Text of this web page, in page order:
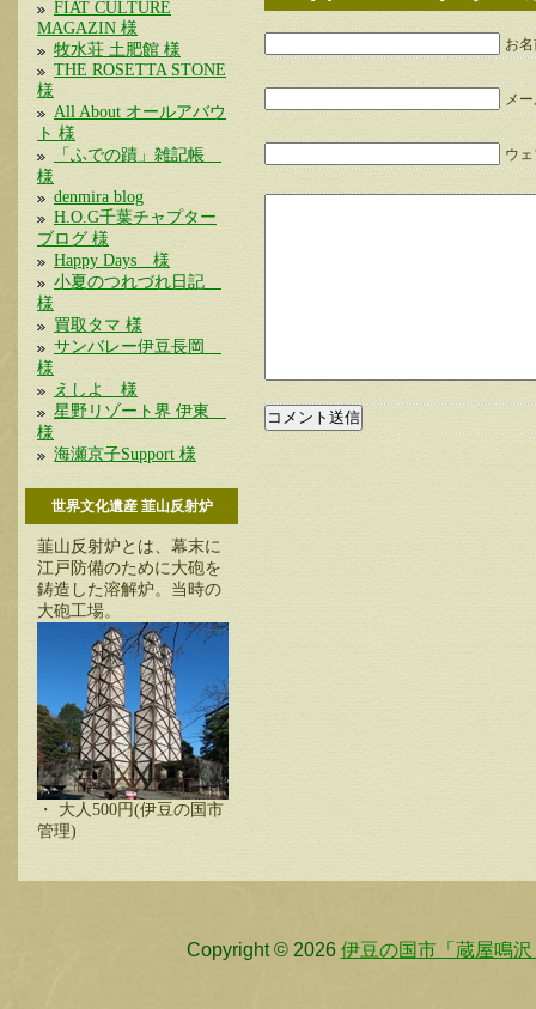
FIAT CULTURE
MAGAZIN 様
牧水荘 土肥館 様
THE ROSETTA STONE
様
All About オールアバウ
ト 様
「ふでの蹟」雑記帳
様
denmira blog
H.O.G千葉チャプター
ブログ 様
Happy Days 様
小夏のつれづれ日記
様
買取タマ 様
サンバレー伊豆長岡
様
えしよ 様
星野リゾート界 伊東
様
海瀬京子Support 様
世界文化遺産 韮山反射炉
韮山反射炉とは、幕末に
江戸防備のために大砲を
鋳造した溶解炉。当時の
大砲工場。
・ 大人500円(伊豆の国市
管理)
お
メ
ウ
Copyright © 2026 伊豆の国市「蔵屋鳴